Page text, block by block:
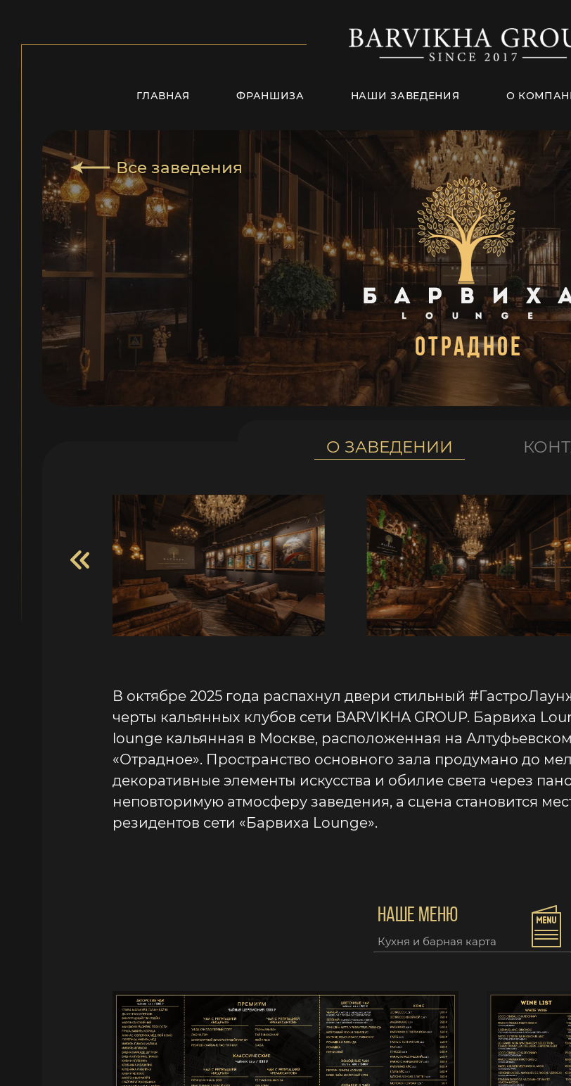
ГЛАВНАЯ ФРАНШИЗА НАШИ ЗАВЕДЕНИЯ О
Все заведения
Отрадное
О ЗАВЕДЕНИИ
В октябре 2025 года распахнул двери стильный
черты кальянных клубов сети BARVIKHA GROUP. Барвиха
lounge кальянная в Москве, расположенная на
«Отрадное». Пространство основного зала продумано до
декоративные элементы искусства и обилие света через
неповторимую атмосферу заведения, а сцена становится
резидентов сети «Барвиха Lounge».
НАШЕ МЕНЮ
Кухня и барная карта